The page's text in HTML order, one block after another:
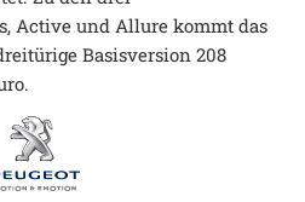
Active und Allure kommt das
Basisversion 208